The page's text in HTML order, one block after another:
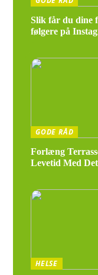
Slik får du dine
følgere på
GODE RÅD
Forlæng
Levetid Med
HELSE